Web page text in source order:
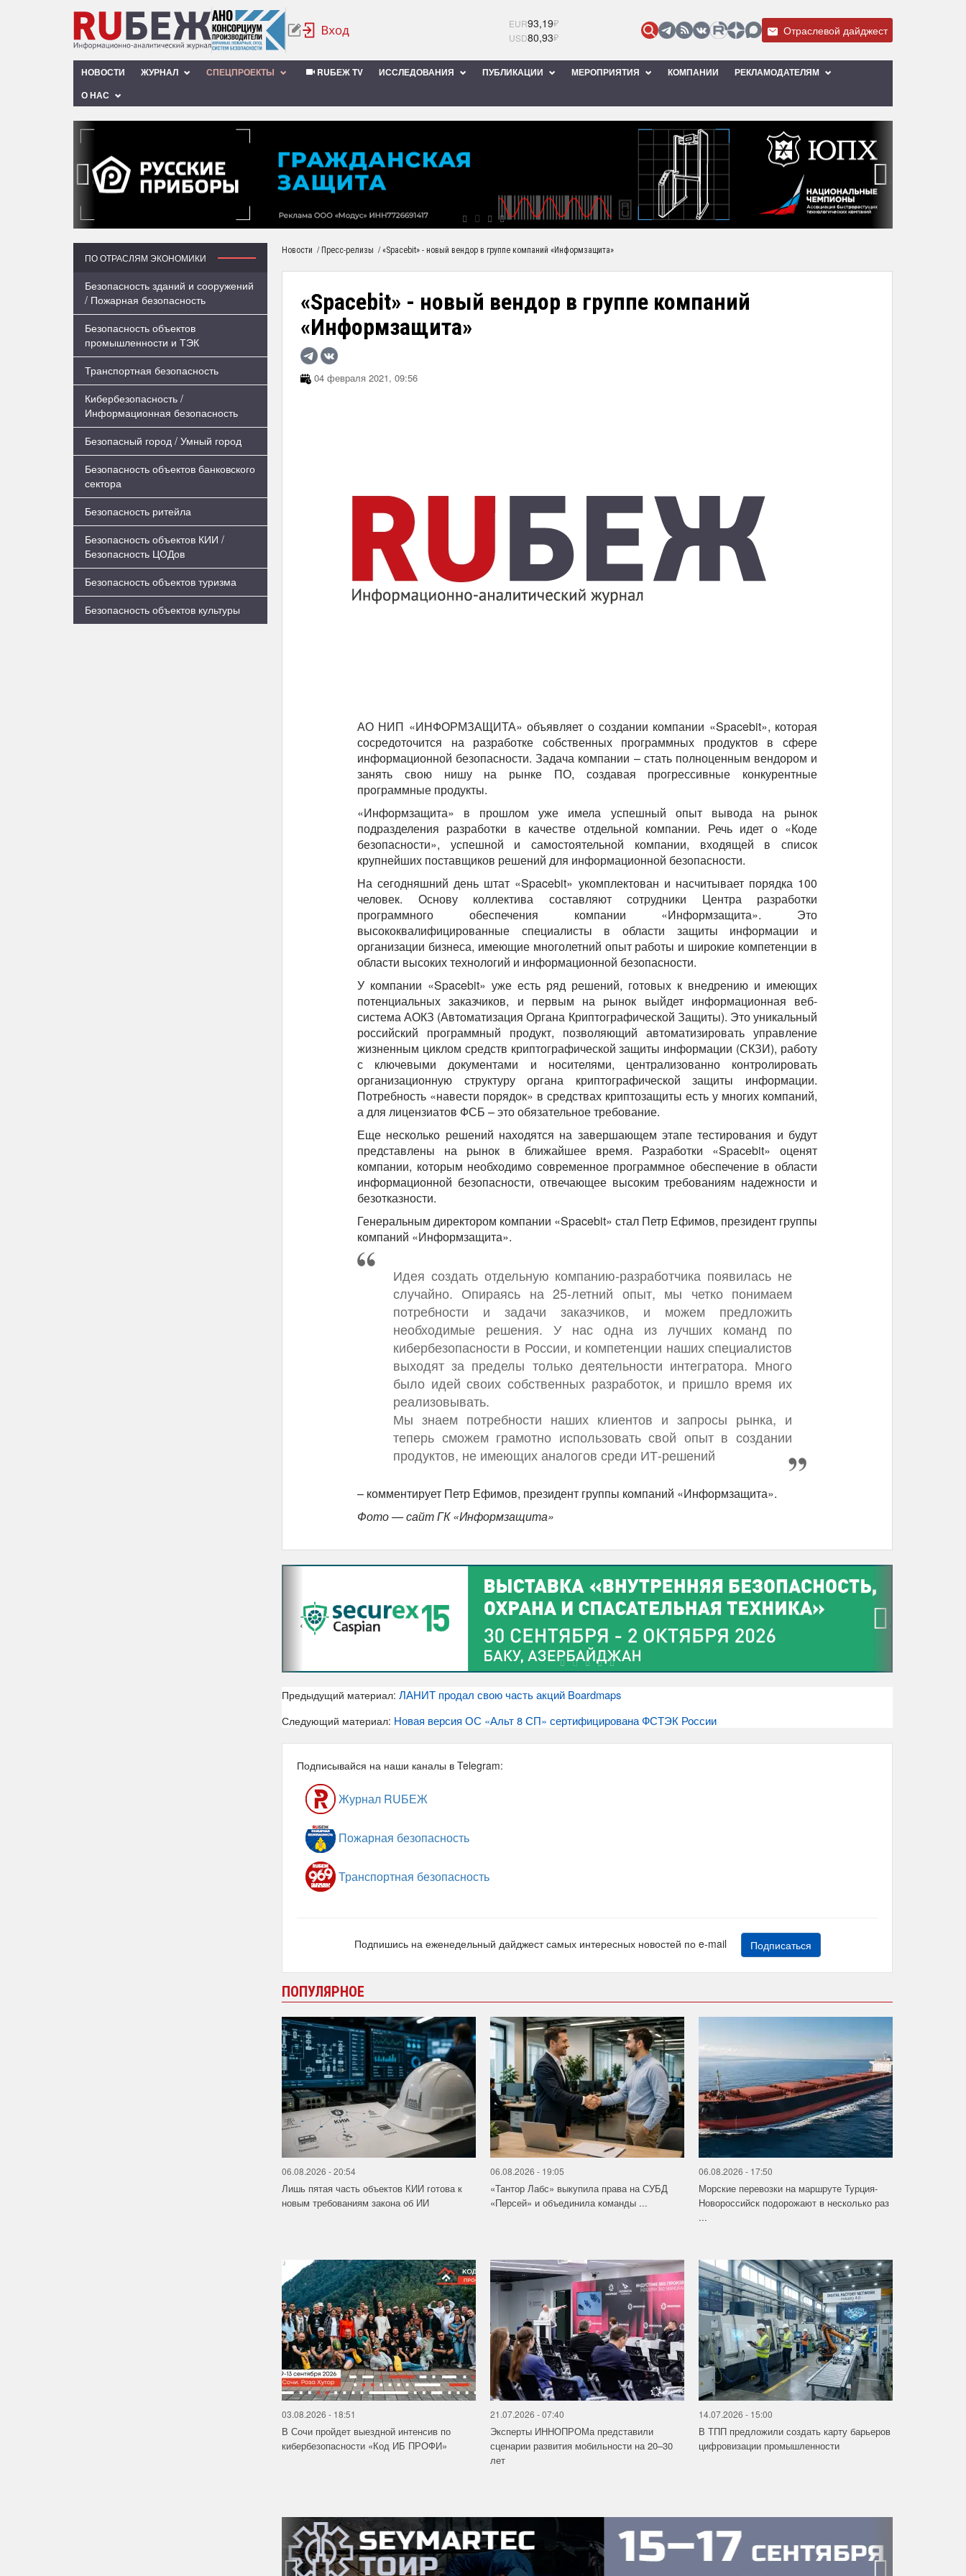
EUR93,19₽
USD80,93₽ Отраслевой дайджест
НОВОСТИ ЖУРНАЛ СПЕЦПРОЕКТЫ RUБЕЖ TV ИССЛЕДОВАНИЯ ПУБЛИКАЦИИ МЕРОПРИЯТИЯ КОМПАНИИ
РЕКЛАМОДАТЕЛЯМ
О НАС
‹
ПО ОТРАСЛЯМ ЭКОНОМИКИ
Безопасность зданий и сооружений
/ Пожарная безопасность
Безопасность объектов
промышленности и ТЭК
Транспортная безопасность
Кибербезопасность /
Информационная безопасность
Безопасный город / Умный город
Безопасность объектов банковского
сектора
Безопасность ритейла
Безопасность объектов КИИ /
Безопасность ЦОДов
Безопасность объектов туризма
Безопасность объектов культуры
Новости / Пресс-релизы /«Spacebit» - новый вендор в группе компаний «Информзащита»
«Spacebit» - новый вендор в группе компаний
«Информзащита»
04 февраля 2021, 09:56
АО НИП «ИНФОРМЗАЩИТА» объявляет о создании компании «Spacebit», которая
сосредоточится на разработке собственных программных продуктов в сфере
информационной безопасности. Задача компании – стать полноценным вендором и
занять свою нишу на рынке ПО, создавая прогрессивные конкурентные
программные продукты.
«Информзащита» в прошлом уже имела успешный опыт вывода на рынок
подразделения разработки в качестве отдельной компании. Речь идет о «Коде
безопасности», успешной и самостоятельной компании, входящей в список
крупнейших поставщиков решений для информационной безопасности.
На сегодняшний день штат «Spacebit» укомплектован и насчитывает порядка 100
человек. Основу коллектива составляют сотрудники Центра разработки
программного обеспечения компании «Информзащита». Это
высококвалифицированные специалисты в области защиты информации и
организации бизнеса, имеющие многолетний опыт работы и широкие компетенции в
области высоких технологий и информационной безопасности.
У компании «Spacebit» уже есть ряд решений, готовых к внедрению и имеющих
потенциальных заказчиков, и первым на рынок выйдет информационная веб-
система АОКЗ (Автоматизация Органа Криптографической Защиты). Это уникальный
российский программный продукт, позволяющий автоматизировать управление
жизненным циклом средств криптографической защиты информации (СКЗИ), работу
с ключевыми документами и носителями, централизованно контролировать
организационную структуру органа криптографической защиты информации.
Потребность «навести порядок» в средствах криптозащиты есть у многих компаний,
а для лицензиатов ФСБ – это обязательное требование.
Еще несколько решений находятся на завершающем этапе тестирования и будут
представлены на рынок в ближайшее время. Разработки «Spacebit» оценят
компании, которым необходимо современное программное обеспечение в области
информационной безопасности, отвечающее высоким требованиям надежности и
безотказности.
Генеральным директором компании «Spacebit» стал Петр Ефимов, президент группы
компаний «Информзащита».
Идея создать отдельную компанию-разработчика появилась не
случайно. Опираясь на 25-летний опыт, мы четко понимаем
потребности и задачи заказчиков, и можем предложить
необходимые решения. У нас одна из лучших команд по
кибербезопасности в России, и компетенции наших специалистов
выходят за пределы только деятельности интегратора. Много
было идей своих собственных разработок, и пришло время их
реализовывать.
Мы знаем потребности наших клиентов и запросы рынка, и
теперь сможем грамотно использовать свой опыт в создании
продуктов, не имеющих аналогов среди ИТ-решений
– комментирует Петр Ефимов, президент группы компаний «Информзащита».
Фото — сайт ГК «Информзащита»
‹ ›
Предыдущий материал: ЛАНИТ продал свою часть акций Boardmaps
Следующий материал: Новая версия ОС «Альт 8 СП» сертифицирована ФСТЭК России
Подписывайся на наши каналы в Telegram:
Журнал RUБЕЖ
Пожарная безопасность
Транспортная безопасность
Подпишись на еженедельный дайджест самых интересных новостей по e-mail Подписаться
ПОПУЛЯРНОЕ
06.08.2026 - 20:54
Лишь пятая часть объектов КИИ готова к
новым требованиям закона об ИИ
06.08.2026 - 19:05
«Тантор Лабс» выкупила права на СУБД
«Персей» и объединила команды ...
06.08.2026 - 17:50
Морские перевозки на маршруте Турция-
Новороссийск подорожают в несколько раз
...
03.08.2026 - 18:51
В Сочи пройдет выездной интенсив по
кибербезопасности «Код ИБ ПРОФИ»
21.07.2026 - 07:40
Эксперты ИННОПРОМа представили
сценарии развития мобильности на 20–30
лет
14.07.2026 - 15:00
В ТПП предложили создать карту барьеров
цифровизации промышленности